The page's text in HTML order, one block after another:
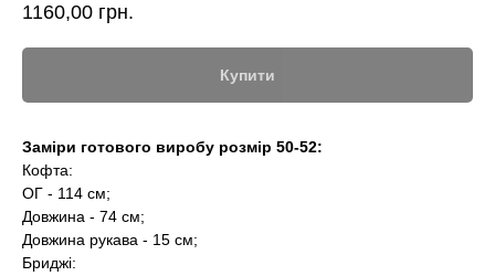
1160,00 грн.
Купити
Заміри готового виробу розмір 50-52:
Кофта:
ОГ - 114 см;
Довжина - 74 см;
Довжина рукава - 15 см;
Бриджі: